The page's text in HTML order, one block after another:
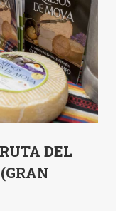
DEL